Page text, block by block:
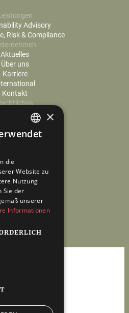
Advisory
Risk & Compliance
Aktuelles
Über uns
Karriere
Kontakt
Einstellungen
&
GERMAN
×
die
Website zu
Nutzung
Sie der
unserer
Informationen